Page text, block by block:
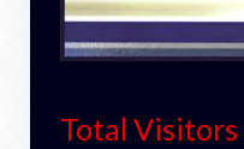
Total Visitors